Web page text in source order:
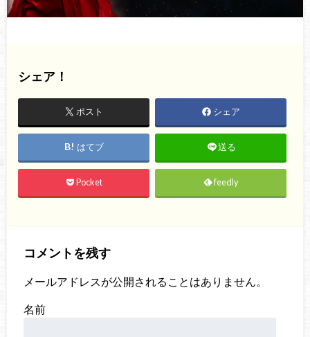
シェア！
ポスト シェア
はてブ 送る
Pocket feedly
コメントを残す
メールアドレスが公開されることはありません。
名前